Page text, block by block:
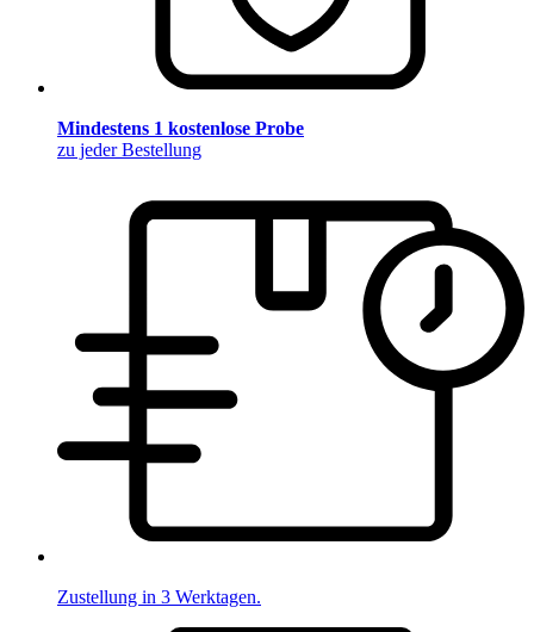
Mindestens 1 kostenlose Probe
zu jeder Bestellung
Zustellung in 3 Werktagen.